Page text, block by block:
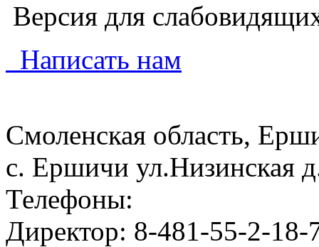
Версия для
Написать нам
Смоленская область,
с. Ершичи ул.Низинская
Телефоны:
Директор: 8-481-55-2-18-